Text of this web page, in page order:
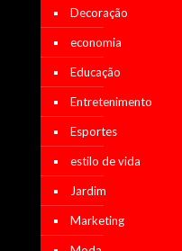
Decoração
economia
Educação
Entretenimento
Esportes
estilo de vida
Jardim
Marketing